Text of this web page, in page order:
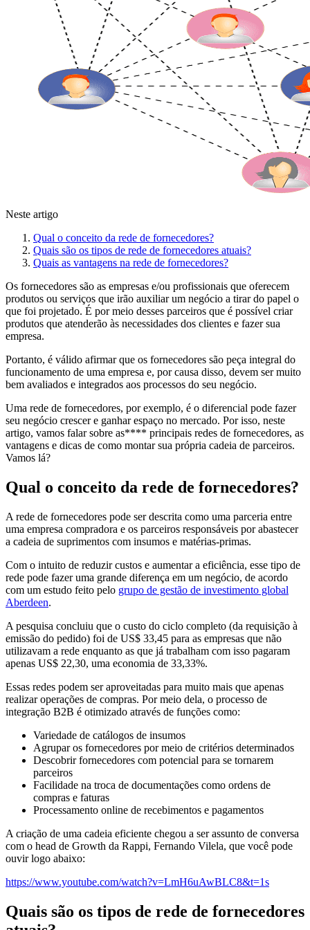
Neste artigo
Qual o conceito da rede de fornecedores?
Quais são os tipos de rede de fornecedores atuais?
Quais as vantagens na rede de fornecedores?
Os fornecedores são as empresas e/ou profissionais que oferecem
produtos ou serviços que irão auxiliar um negócio a tirar do papel o
que foi projetado. É por meio desses parceiros que é possível criar
produtos que atenderão às necessidades dos clientes e fazer sua
empresa.
Portanto, é válido afirmar que os fornecedores são peça integral do
funcionamento de uma empresa e, por causa disso, devem ser muito
bem avaliados e integrados aos processos do seu negócio.
Uma rede de fornecedores, por exemplo, é o diferencial pode fazer
seu negócio crescer e ganhar espaço no mercado. Por isso, neste
artigo, vamos falar sobre as**** principais redes de fornecedores, as
vantagens e dicas de como montar sua própria cadeia de parceiros.
Vamos lá?
Qual o conceito da rede de fornecedores?
A rede de fornecedores pode ser descrita como uma parceria entre
uma empresa compradora e os parceiros responsáveis por abastecer
a cadeia de suprimentos com insumos e matérias-primas.
Com o intuito de reduzir custos e aumentar a eficiência, esse tipo de
rede pode fazer uma grande diferença em um negócio, de acordo
com um estudo feito pelo grupo de gestão de investimento global
Aberdeen.
A pesquisa concluiu que o custo do ciclo completo (da requisição à
emissão do pedido) foi de US$ 33,45 para as empresas que não
utilizavam a rede enquanto as que já trabalham com isso pagaram
apenas US$ 22,30, uma economia de 33,33%.
Essas redes podem ser aproveitadas para muito mais que apenas
realizar operações de compras. Por meio dela, o processo de
integração B2B é otimizado através de funções como:
Variedade de catálogos de insumos
Agrupar os fornecedores por meio de critérios determinados
Descobrir fornecedores com potencial para se tornarem
parceiros
Facilidade na troca de documentações como ordens de
compras e faturas
Processamento online de recebimentos e pagamentos
A criação de uma cadeia eficiente chegou a ser assunto de conversa
com o head de Growth da Rappi, Fernando Vilela, que você pode
ouvir logo abaixo:
https://www.youtube.com/watch?v=LmH6uAwBLC8&t=1s
Quais são os tipos de rede de fornecedores